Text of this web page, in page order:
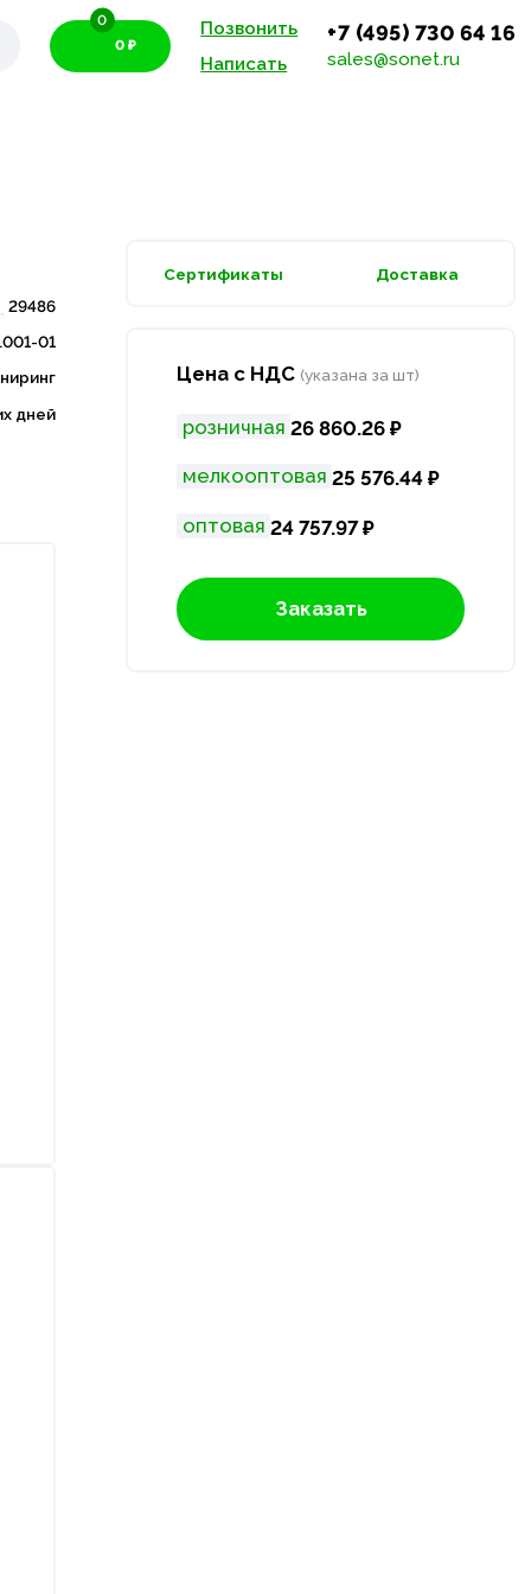
0 ₽
0
Позвонить
Написать
+7 (495) 730 64 16
sales@sonet.ru
29486
01
дней
Сертификаты Доставка
Цена с НДС (указана за шт)
розничная 26 860.26 ₽
мелкооптовая 25 576.44 ₽
оптовая 24 757.97 ₽
Заказать